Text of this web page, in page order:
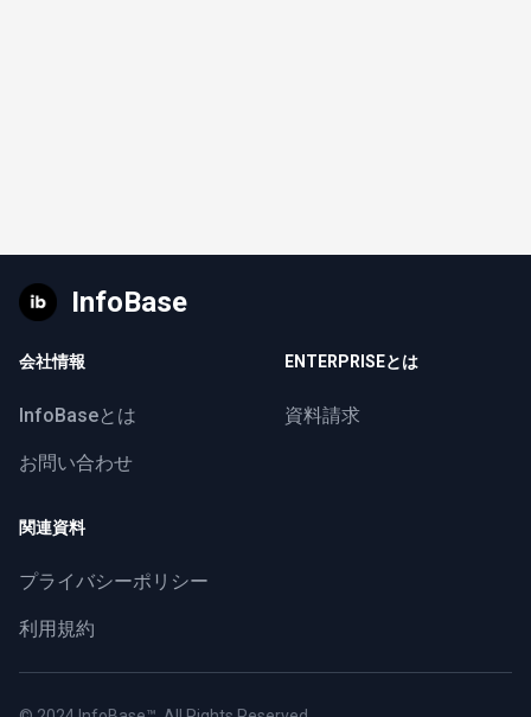
InfoBase
会社情報
InfoBaseとは
お問い合わせ
ENTERPRISEとは
資料請求
関連資料
プライバシーポリシー
利用規約